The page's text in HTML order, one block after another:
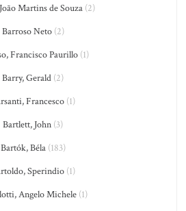
Martins de Souza (2)
Barroso Neto(2)
Francisco Paurillo (1)
Barry, Gerald (2)
Francesco(1)
Bartlett, John (3)
Bartók, Béla(183)
Sperindio(1)
Angelo Michele(1)